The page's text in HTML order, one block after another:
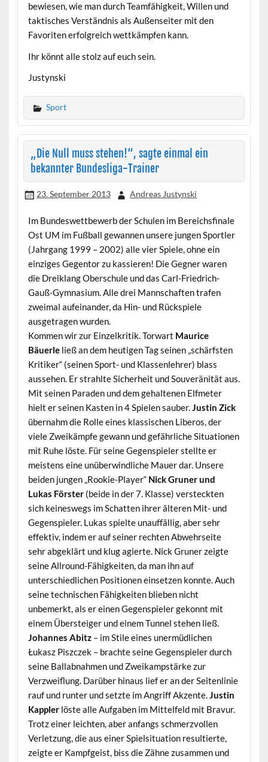
bewiesen, wie man durch Teamfähigkeit, Willen und
taktisches Verständnis als Außenseiter mit den
Favoriten erfolgreich wettkämpfen kann.
Ihr könnt alle stolz auf euch sein.
Justynski
Sport
„Die Null muss stehen!“, sagte einmal ein
bekannter Bundesliga-Trainer
23. September 2013 Andreas Justynski
Im Bundeswettbewerb der Schulen im Bereichsfinale
Ost UM im Fußball gewannen unsere jungen Sportler
(Jahrgang 1999 – 2002) alle vier Spiele, ohne ein
einziges Gegentor zu kassieren! Die Gegner waren
die Dreiklang Oberschule und das Carl-Friedrich-
Gauß-Gymnasium. Alle drei Mannschaften trafen
zweimal aufeinander, da Hin- und Rückspiele
ausgetragen wurden.
Kommen wir zur Einzelkritik. Torwart Maurice
Bäuerleließ an dem heutigen Tag seinen „schärfsten
Kritiker“ (seinen Sport- und Klassenlehrer) blass
aussehen. Er strahlte Sicherheit und Souveränität aus.
Mit seinen Paraden und dem gehaltenen Elfmeter
hielt er seinen Kasten in 4 Spielen sauber. Justin Zick
übernahm die Rolle eines klassischen Liberos, der
viele Zweikämpfe gewann und gefährliche Situationen
mit Ruhe löste. Für seine Gegenspieler stellte er
meistens eine unüberwindliche Mauer dar. Unsere
beiden jungen „Rookie-Player“ Nick Gruner und
Lukas Förster(beide in der 7. Klasse) versteckten
sich keineswegs im Schatten ihrer älteren Mit- und
Gegenspieler. Lukas spielte unauffällig, aber sehr
effektiv, indem er auf seiner rechten Abwehrseite
sehr abgeklärt und klug agierte. Nick Gruner zeigte
seine Allround-Fähigkeiten, da man ihn auf
unterschiedlichen Positionen einsetzen konnte. Auch
seine technischen Fähigkeiten blieben nicht
unbemerkt, als er einen Gegenspieler gekonnt mit
einem Übersteiger und einem Tunnel stehen ließ.
Johannes Abitz– im Stile eines unermüdlichen
Łukasz Piszczek – brachte seine Gegenspieler durch
seine Ballabnahmen und Zweikampstärke zur
Verzweiflung. Darüber hinaus lief er an der Seitenlinie
rauf und runter und setzte im Angriff Akzente. Justin
Kapplerlöste alle Aufgaben im Mittelfeld mit Bravur.
Trotz einer leichten, aber anfangs schmerzvollen
Verletzung, die aus einer Spielsituation resultierte,
zeigte er Kampfgeist, biss die Zähne zusammen und